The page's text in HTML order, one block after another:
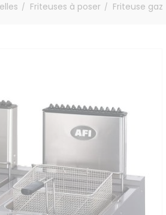
/ Friteuses à poser / Friteuse gaz